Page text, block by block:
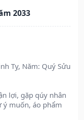
2033
Tỵ, Năm: Quý Sửu
lợi, gặp qúy nhân
muốn, áo phẩm